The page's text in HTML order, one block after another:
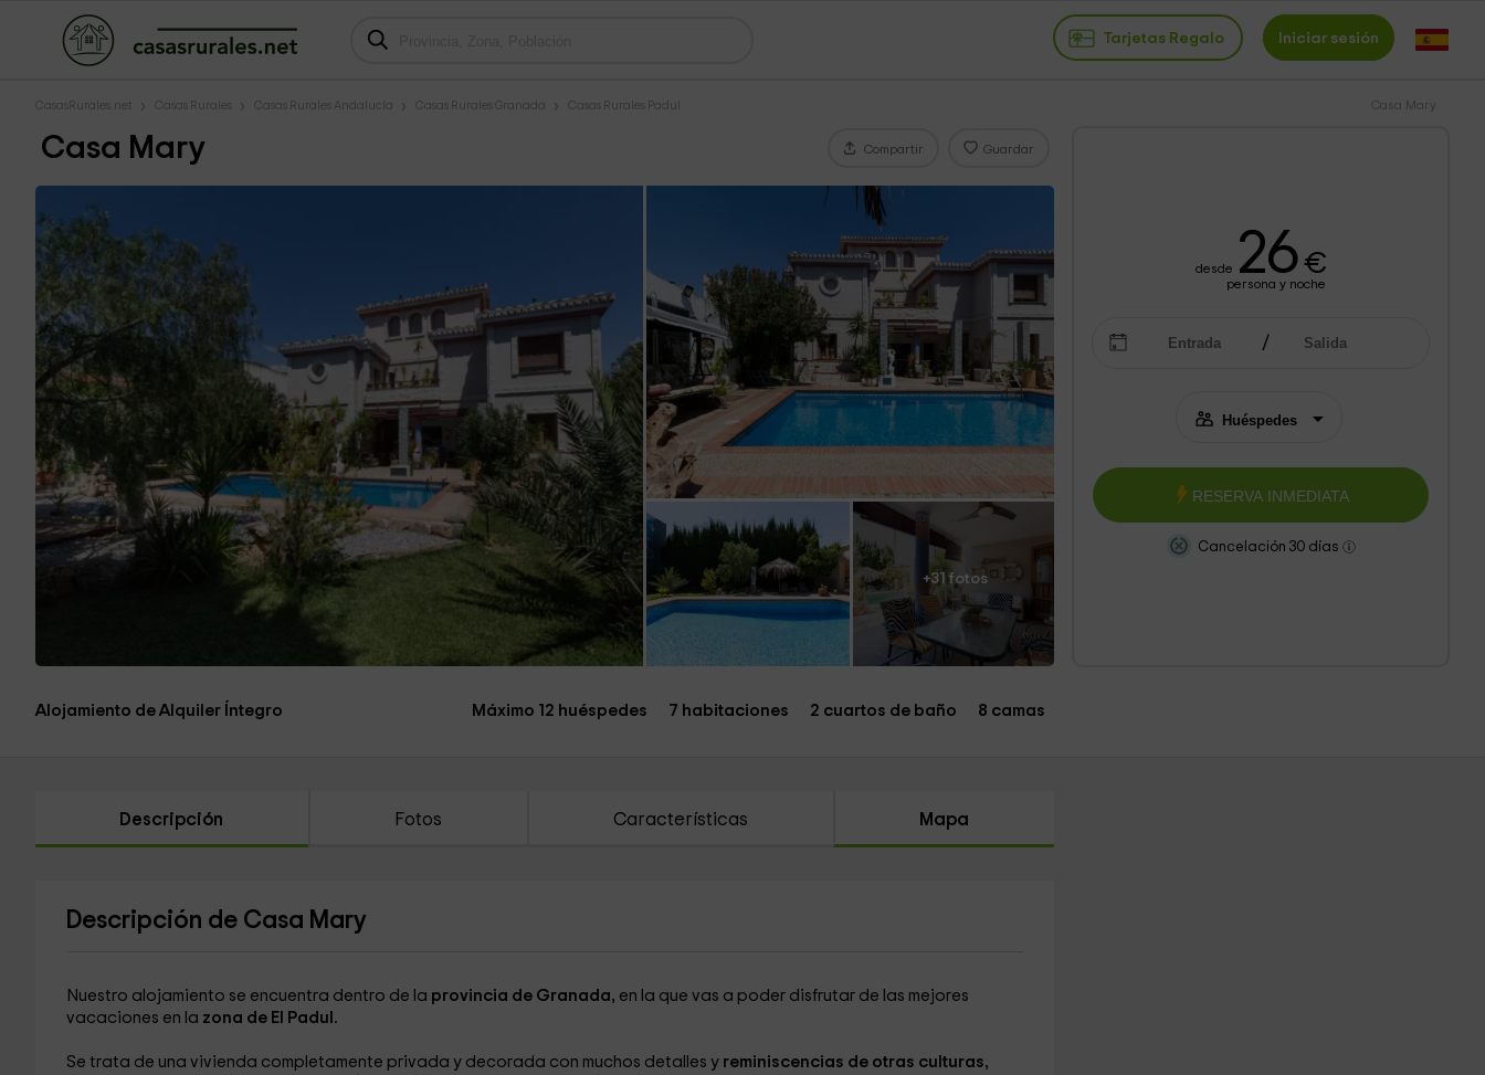
Tarjetas Regalo Iniciar sesión
CasasRurales.net Casas Rurales Casas Rurales Andalucía Casas Rurales Granada Casas Rurales Padul Casa Mary
Casa Mary Compartir Guardar
+31 fotos
desde 26€
persona y noche
RESERVA INMEDIATA
Cancelación 30 días
Alojamiento de Alquiler Íntegro Máximo 12 huéspedes 7 habitaciones 2 cuartos de baño 8 camas
Descripción Fotos Características Mapa
Descripción de Casa Mary
Nuestro alojamiento se encuentra dentro de la provincia de Granada, en la que vas a poder disfrutar de las mejores
vacaciones en la zona de El Padul.
Se trata de una vivienda completamente privada y decorada con muchos detalles yreminiscencias de otras culturas,